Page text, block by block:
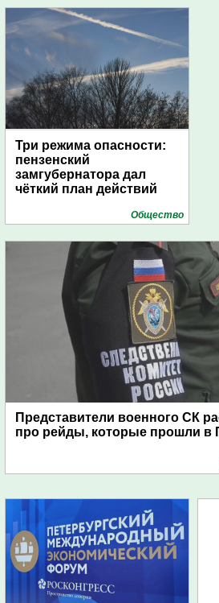
Три режима опасности:
пензенский
замгубернатора дал
чёткий план действий
Общество
Представители военного СК
про рейды, которые прошли в